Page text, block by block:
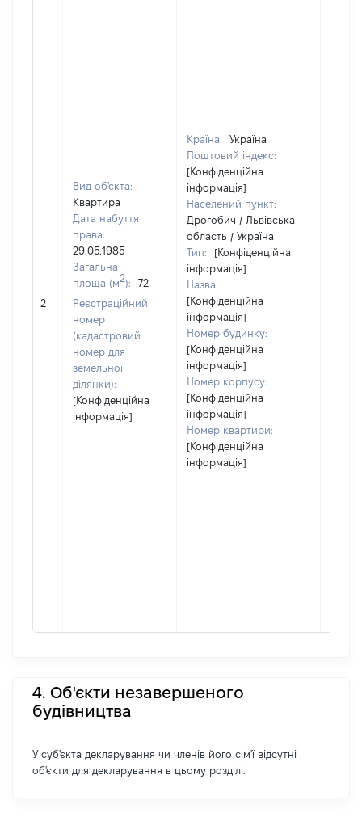
2
Вид об'єкта:
Квартира
Дата набуття
права:
29.05.1985
Загальна
площа (м2):
72
Реєстраційний
номер
(кадастровий
номер для
земельної
ділянки):
[Конфіденційна
інформація]
Країна:
Україна
Поштовий індекс:
[Конфіденційна
інформація]
Населений пункт:
Дрогобич / Львівська
область / Україна
Тип:
[Конфіденційна
інформація]
Назва:
[Конфіденційна
інформація]
Номер будинку:
[Конфіденційна
інформація]
Номер корпусу:
[Конфіденційна
інформація]
Номер квартири:
[Конфіденційна
інформація]
4. Об'єкти незавершеного
будівництва
У суб'єкта декларування чи членів його сім'ї відсутні
об'єкти для декларування в цьому розділі.